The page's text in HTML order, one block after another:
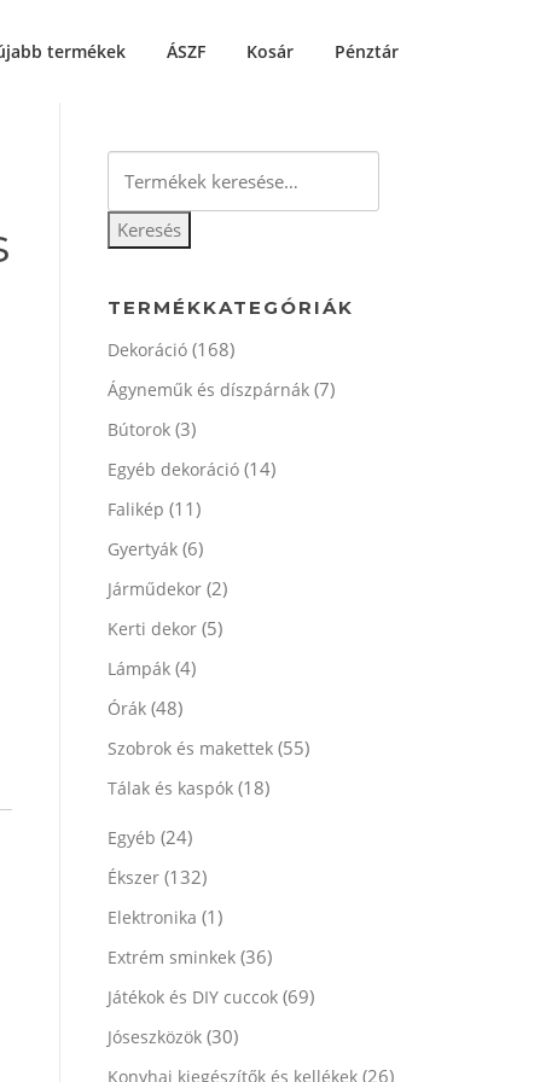
termékek ÁSZF Kosár Pénztár
következőre:
Keresés
TERMÉKKATEGÓRIÁK
Dekoráció (168)
Ágyneműk és díszpárnák (7)
Bútorok (3)
Egyéb dekoráció (14)
Falikép (11)
Gyertyák (6)
Járműdekor (2)
Kerti dekor (5)
Lámpák (4)
Órák (48)
Szobrok és makettek (55)
Tálak és kaspók (18)
Egyéb (24)
Ékszer (132)
Elektronika (1)
Extrém sminkek (36)
Játékok és DIY cuccok (69)
Jóseszközök (30)
Konyhai kiegészítők és kellékek (26)